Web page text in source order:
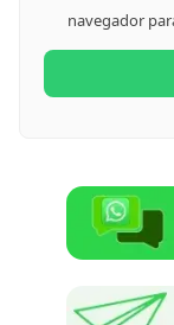
navegador